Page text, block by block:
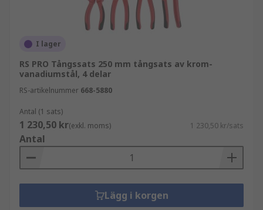
I lager
RS PRO Tångssats 250 mm tångsats av krom-
vanadiumstål, 4 delar
RS-artikelnummer 668-5880
Antal (1 sats)
1 230,50 kr(exkl. moms) 1 230,50 kr/sats
Antal
Lägg i korgen